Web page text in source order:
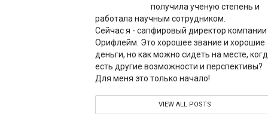
получила ученую степень и
работала научным сотрудником.
Сейчас я - сапфировый директор компании
Орифлейм. Это хорошее звание и хорошие
деньги, но как можно сидеть на месте,
есть другие возможности и перспективы?
Для меня это только начало!
VIEW ALL POSTS